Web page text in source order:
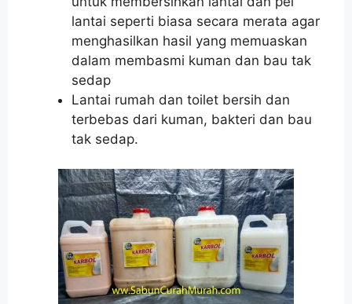
lantai seperti biasa secara merata agar
menghasilkan hasil yang memuaskan
dalam membasmi kuman dan bau tak
sedap
Lantai rumah dan toilet bersih dan
terbebas dari kuman, bakteri dan bau
tak sedap.